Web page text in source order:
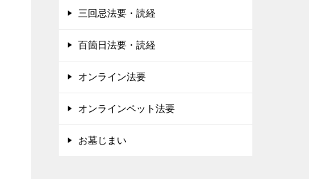
三回忌法要・読経
百箇日法要・読経
オンライン法要
オンラインペット法要
お墓じまい